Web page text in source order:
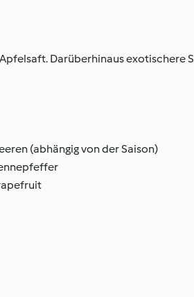
Darüberhinaus exotischere
(abhängig von der Saison)